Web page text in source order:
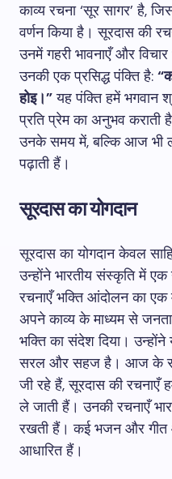
काव्य रचना ‘सूर सागर’ है,
वर्णन किया है। सूरदास की
उनमें गहरी भावनाएँ और
उनकी एक प्रसिद्ध पंक्ति है:
होइ।”यह पंक्ति हमें भगवान
प्रति प्रेम का अनुभव
उनके समय में, बल्कि आज भी
पढ़ाती हैं।
सूरदास का योगदान
सूरदास का योगदान केवल
उन्होंने भारतीय संस्कृति में
रचनाएँ भक्ति आंदोलन का एक
अपने काव्य के माध्यम से
भक्ति का संदेश दिया। उन्होंने
सरल और सहज है। आज के
जी रहे हैं, सूरदास की
ले जाती हैं। उनकी रचनाएँ
रखती हैं। कई भजन और गीत
आधारित हैं।